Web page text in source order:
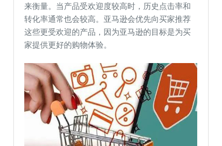
来衡量。当产品受欢迎度较高时，历史点击率和
转化率通常也会较高。亚马逊会优先向买家推荐
这些更受欢迎的产品，因为亚马逊的目标是为买
家提供更好的购物体验。